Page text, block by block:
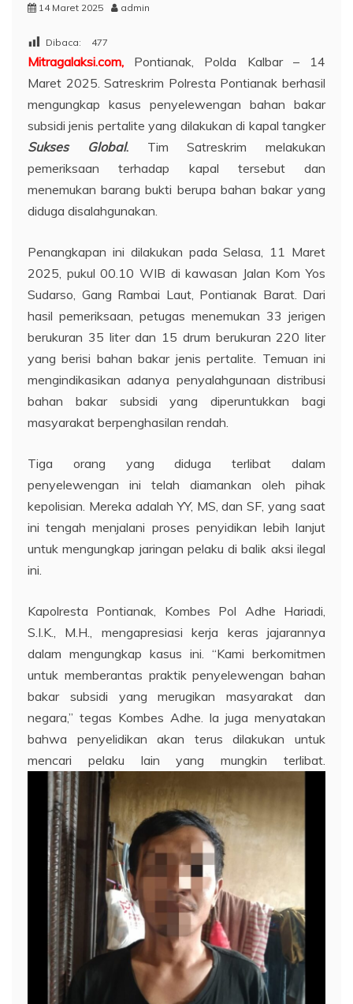
14 Maret 2025 admin
Dibaca: 477
Mitragalaksi.com, Pontianak, Polda Kalbar – 14
Maret 2025. Satreskrim Polresta Pontianak berhasil
mengungkap kasus penyelewengan bahan bakar
subsidi jenis pertalite yang dilakukan di kapal tangker
Sukses Global.Tim Satreskrim melakukan
pemeriksaan terhadap kapal tersebut dan
menemukan barang bukti berupa bahan bakar yang
diduga disalahgunakan.
Penangkapan ini dilakukan pada Selasa, 11 Maret
2025, pukul 00.10 WIB di kawasan Jalan Kom Yos
Sudarso, Gang Rambai Laut, Pontianak Barat. Dari
hasil pemeriksaan, petugas menemukan 33 jerigen
berukuran 35 liter dan 15 drum berukuran 220 liter
yang berisi bahan bakar jenis pertalite. Temuan ini
mengindikasikan adanya penyalahgunaan distribusi
bahan bakar subsidi yang diperuntukkan bagi
masyarakat berpenghasilan rendah.
Tiga orang yang diduga terlibat dalam
penyelewengan ini telah diamankan oleh pihak
kepolisian. Mereka adalah YY, MS, dan SF, yang saat
ini tengah menjalani proses penyidikan lebih lanjut
untuk mengungkap jaringan pelaku di balik aksi ilegal
ini.
Kapolresta Pontianak, Kombes Pol Adhe Hariadi,
S.I.K., M.H., mengapresiasi kerja keras jajarannya
dalam mengungkap kasus ini. “Kami berkomitmen
untuk memberantas praktik penyelewengan bahan
bakar subsidi yang merugikan masyarakat dan
negara,” tegas Kombes Adhe. Ia juga menyatakan
bahwa penyelidikan akan terus dilakukan untuk
mencari pelaku lain yang mungkin terlibat.